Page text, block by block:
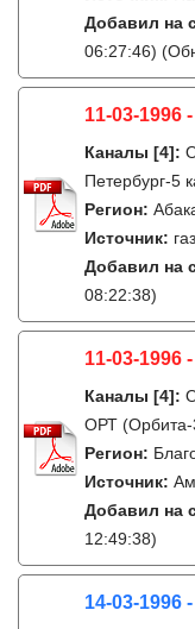
Добавил на
06:27:46)
11-03-1996
Каналы [4]:
Петербург-5
Регион:
Источник:
Добавил на
08:22:38)
11-03-1996
Каналы [4]:
ОРТ (Орбита-
Регион:
Источник:
Добавил на
12:49:38)
14-03-1996